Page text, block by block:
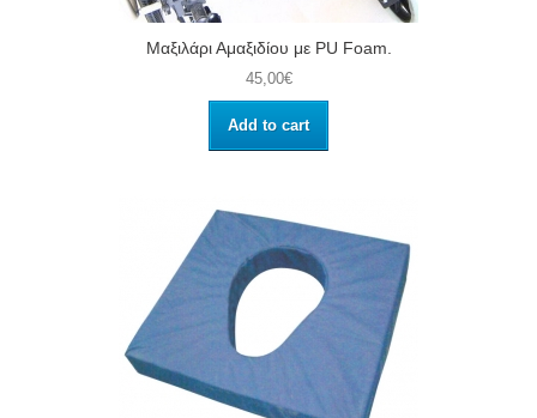
Μαξιλάρι Αμαξιδίου με PU Foam.
45,00€
Add to cart